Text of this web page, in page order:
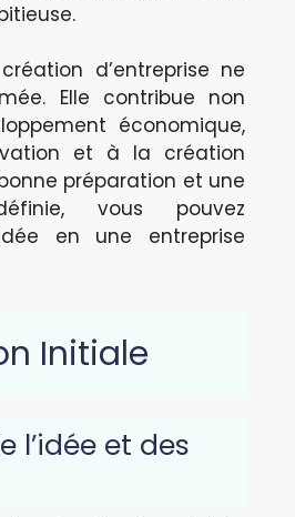
d’entreprise ne
Elle contribue non
économique,
et à la création
préparation et une
vous pouvez
en une entreprise
Initiale
l’idée et des